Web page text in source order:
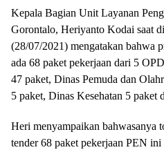
Kepala Bagian Unit Layanan
Gorontalo, Heriyanto Kodai saat
(28/07/2021) mengatakan bahwa
ada 68 paket pekerjaan dari 5
47 paket, Dinas Pemuda dan
5 paket, Dinas Kesehatan 5 paket
Heri menyampaikan bahwasanya
tender 68 paket pekerjaan PEN